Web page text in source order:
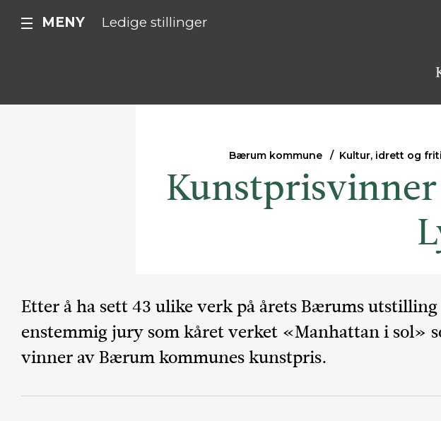
MENY Ledige stillinger
Bærum kommune Kultur, idrett og
Kunstprisvinner
Etter å ha sett 43 ulike verk på årets Bærums
enstemmig jury som kåret verket «Manhattan i sol»
vinner av Bærum kommunes kunstpris.